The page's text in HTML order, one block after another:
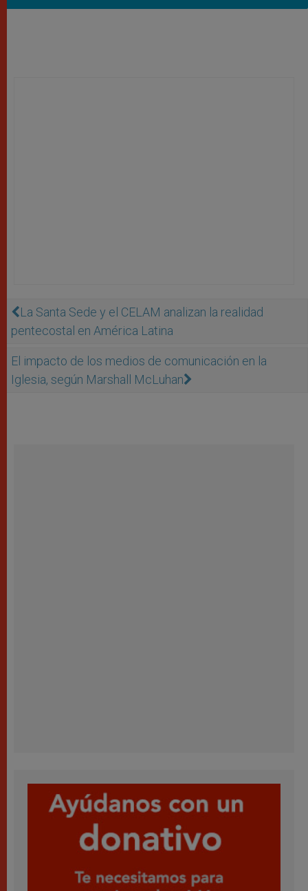
La Santa Sede y el CELAM analizan la realidad
pentecostal en América Latina
El impacto de los medios de comunicación en la
Iglesia, según Marshall McLuhan